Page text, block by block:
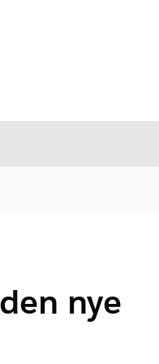
nye